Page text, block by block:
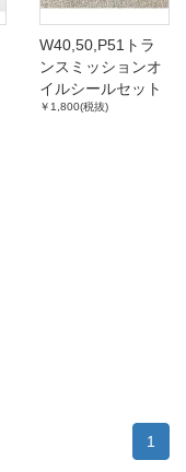
W40,50,P51トラ
ンスミッションオ
イルシールセット
￥1,800(税抜)
1